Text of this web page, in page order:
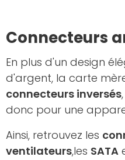
Connecteurs
En plus d'un design
d'argent, la carte
connecteurs inversés
donc pour une
Ainsi, retrouvez les
ventilateurs,les SATA